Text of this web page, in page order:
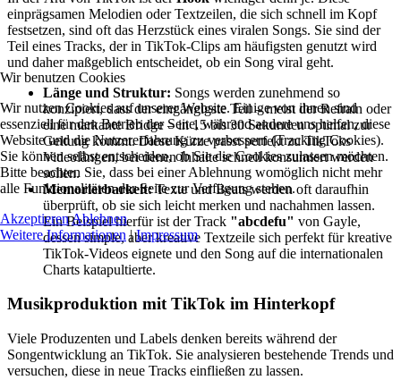
einprägsamen Melodien oder Textzeilen, die sich schnell im Kopf
festsetzen, sind oft das Herzstück eines viralen Songs. Sie sind der
Teil eines Tracks, der in TikTok-Clips am häufigsten genutzt wird
und daher maßgeblich entscheidet, ob ein Song viral geht.
Länge und Struktur: Songs werden zunehmend so
konzipiert, dass der eingängigste Teil – meist der Refrain oder
eine markante Bridge – in 15 bis 30 Sekunden optimal zur
Geltung kommt. Diese Kürze passt perfekt zu TikToks
Videolängen, bei denen Inhalte schnell konsumiert werden
sollen.
Memorierbarkeit:Texte und Beats werden oft daraufhin
überprüft, ob sie sich leicht merken und nachahmen lassen.
Ein Beispiel hierfür ist der Track "abcdefu" von Gayle,
dessen simple, aber kreative Textzeile sich perfekt für kreative
TikTok-Videos eignete und den Song auf die internationalen
Charts katapultierte.
Musikproduktion mit TikTok im Hinterkopf
Viele Produzenten und Labels denken bereits während der
Songentwicklung an TikTok. Sie analysieren bestehende Trends und
versuchen, diese in neue Tracks einfließen zu lassen.
Wir benutzen Cookies
Wir nutzen Cookies auf unserer Website. Einige von ihnen sind
essenziell für den Betrieb der Seite, während andere uns helfen, diese
Website und die Nutzererfahrung zu verbessern (Tracking Cookies).
Sie können selbst entscheiden, ob Sie die Cookies zulassen möchten.
Bitte beachten Sie, dass bei einer Ablehnung womöglich nicht mehr
alle Funktionalitäten der Seite zur Verfügung stehen.
AkzeptierenAblehnen
Weitere Informationen |Impressum